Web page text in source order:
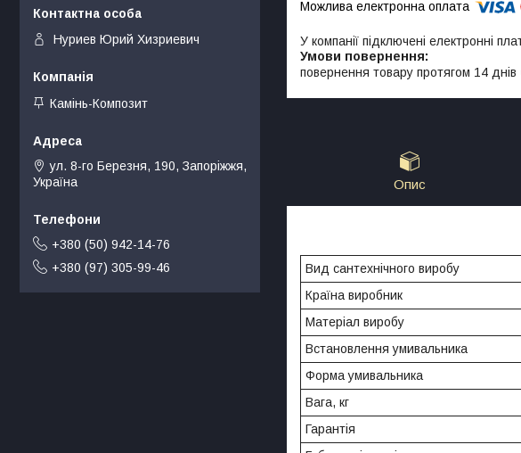
У компанії підключені електронні
повернення товару протягом 14 днів
Опис
Вид сантехнічного виробу
Країна виробник
Матеріал виробу
Встановлення умивальника
Форма умивальника
Вага, кг
Гарантія
Нуриев Юрий Хизриевич
Камінь-Композит
ул. 8-го Березня, 190, Запоріжжя,
Україна
+380 (50) 942-14-76
+380 (97) 305-99-46